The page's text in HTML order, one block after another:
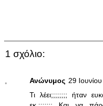
1 σχόλιο:
Ανώνυμος 29
Τι λέει;;;;;;;; ήταν